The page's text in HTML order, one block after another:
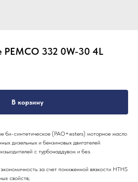
332 0W-30 4L
В корзину
би-синтетическое (PAO+esters) моторное масло
дизельных и бензиновых двигателей
с турбонаддувом и без.
за счет пониженной вязкости HTHS
свойств;